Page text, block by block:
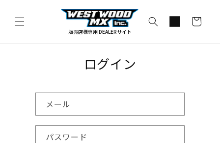
進む
販売店様専用 DEALERサイト
ー
ログイン
メール
パスワード